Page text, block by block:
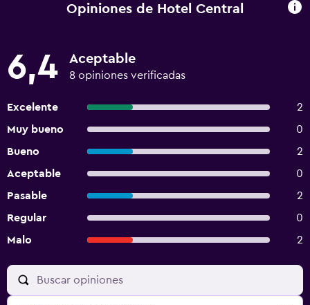
Opiniones de Hotel Central
6,4 Aceptable
8 opiniones verificadas
Excelente
2
Muy bueno
0
Bueno
2
Aceptable
0
Pasable
2
Regular
0
Malo
2